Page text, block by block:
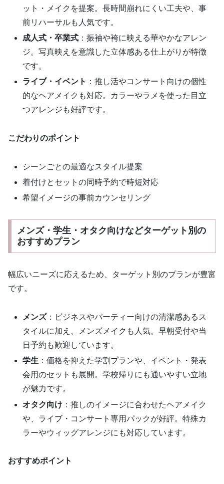
ット・メイクを提案。長時間崩れにくい工夫や、事
前リハーサルも人気です。
成人式・卒業式 ：振袖や袴に映える華やかなアレン
ジ。写真映えを意識した立体感ある仕上がりが特徴
です。
ライブ・イベント ：推し活やコンサート向けの個性
的なヘアメイクも対応。カラーやラメを使った目立
つアレンジも好評です。
こだわりのポイント
シーンごとの最適なスタイル提案
着付けとセットの同時予約で時短対応
希望イメージの事前カウンセリング
メンズ・学生・オタク向けなどターゲット別の
おすすめプラン
幅広いニーズに応えるため、ターゲット別のプランが豊富
です。
メンズ：ビジネスやパーティー向けの清潔感あるス
タイルに加え、メンズメイクも人気。早朝受付や当
日予約も歓迎しています。
学生 ：価格を抑えた学割プランや、イベント・発表
会用のセットも展開。学校帰りにも通いやすい立地
が魅力です。
オタク向け ：推しのイメージに合わせたヘアメイク
や、ライブ・コンサート専用パックが好評。特殊カ
ラーやウィッグアレンジにも対応しています。
おすすめポイント